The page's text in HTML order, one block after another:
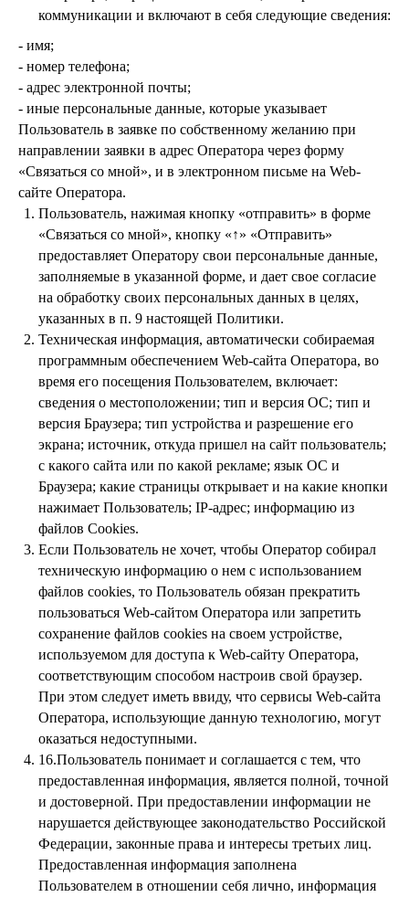
коммуникации и включают в себя следующие сведения:
- имя;
- номер телефона;
- адрес электронной почты;
- иные персональные данные, которые указывает
Пользователь в заявке по собственному желанию при
направлении заявки в адрес Оператора через форму
«Связаться со мной», и в электронном письме на Web-
сайте Оператора.
Пользователь, нажимая кнопку «отправить» в форме
«Связаться со мной», кнопку «↑» «Отправить»
предоставляет Оператору свои персональные данные,
заполняемые в указанной форме, и дает свое согласие
на обработку своих персональных данных в целях,
указанных в п. 9 настоящей Политики.
Техническая информация, автоматически собираемая
программным обеспечением Web-сайта Оператора, во
время его посещения Пользователем, включает:
сведения о местоположении; тип и версия ОС; тип и
версия Браузера; тип устройства и разрешение его
экрана; источник, откуда пришел на сайт пользователь;
с какого сайта или по какой рекламе; язык ОС и
Браузера; какие страницы открывает и на какие кнопки
нажимает Пользователь; IP-адрес; информацию из
файлов Cookies.
Если Пользователь не хочет, чтобы Оператор собирал
техническую информацию о нем с использованием
файлов cookies, то Пользователь обязан прекратить
пользоваться Web-сайтом Оператора или запретить
сохранение файлов cookies на своем устройстве,
используемом для доступа к Web-сайту Оператора,
соответствующим способом настроив свой браузер.
При этом следует иметь ввиду, что сервисы Web-сайта
Оператора, использующие данную технологию, могут
оказаться недоступными.
16.Пользователь понимает и соглашается с тем, что
предоставленная информация, является полной, точной
и достоверной. При предоставлении информации не
нарушается действующее законодательство Российской
Федерации, законные права и интересы третьих лиц.
Предоставленная информация заполнена
Пользователем в отношении себя лично, информация